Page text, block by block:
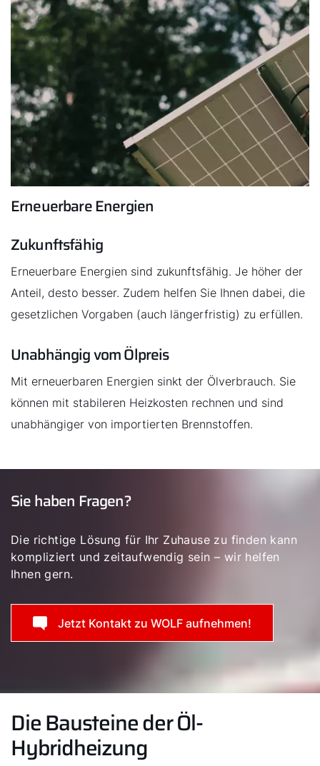
Erneuerbare Energien
Zukunftsfähig
Erneuerbare Energien sind zukunftsfähig. Je höher der
Anteil, desto besser. Zudem helfen Sie Ihnen dabei, die
gesetzlichen Vorgaben (auch längerfristig) zu erfüllen.
Unabhängig vom Ölpreis
Mit erneuerbaren Energien sinkt der Ölverbrauch. Sie
können mit stabileren Heizkosten rechnen und sind
unabhängiger von importierten Brennstoffen.
Sie haben Fragen?
Die richtige Lösung für Ihr Zuhause zu finden kann
kompliziert und zeitaufwendig sein – wir helfen
Ihnen gern.
Jetzt Kontakt zu WOLF aufnehmen!
Die Bausteine der Öl-
Hybridheizung
Wichtige Links
5 Jahre Garantie
Karriere
Privatkunden-Downloads